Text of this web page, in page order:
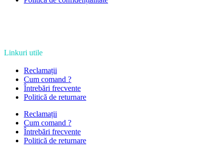
Linkuri utile
Reclamații
Cum comand ?
Întrebări frecvente
Politică de returnare
Reclamații
Cum comand ?
Întrebări frecvente
Politică de returnare